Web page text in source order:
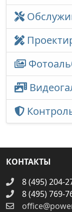
КОНТАКТЫ
8 (495) 204-
8 (495) 769-